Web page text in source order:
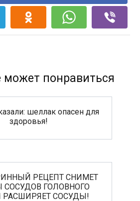
понравиться
шеллак опасен для
здоровья!
РЕЦЕПТ СНИМЕТ
ГОЛОВНОГО
РАСШИРЯЕТ СОСУДЫ!